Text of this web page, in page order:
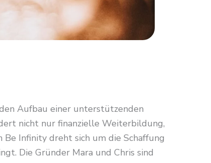
Aufbau einer unterstützenden
nicht nur finanzielle Weiterbildung,
Infinity dreht sich um die Schaffung
Die Gründer Mara und Chris sind